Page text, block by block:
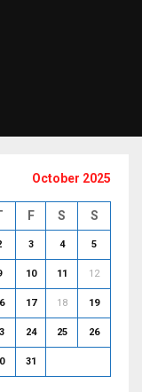
October 2025
F S S
3 4 5
10 11 12
17 18 19
24 25 26
31